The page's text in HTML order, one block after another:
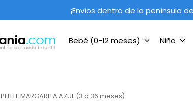
¡Envíos dentro de la península
Bebé (0-12 meses) Niño
PELELE MARGARITA AZUL (3 a 36 meses)